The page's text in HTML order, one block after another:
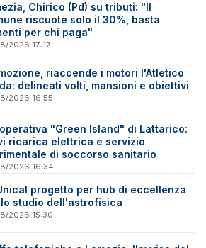
Chirico (Pd) su tributi: "Il
riscuote solo il 30%, basta
per chi paga"
2026 17:17
riaccende i motori l'Atletico
delineati volti, mansioni e obiettivi
2026 16:55
"Green Island" di Lattarico:
ricarica elettrica e servizio
di soccorso sanitario
2026 16:34
progetto per hub di eccellenza
studio dell'astrofisica
2026 15:30